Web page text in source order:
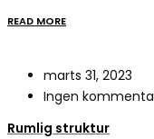
READ MORE
marts 31, 2023
Ingen
Rumlig struktur